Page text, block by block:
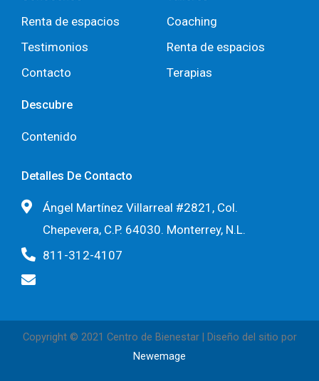
Renta de espacios
Testimonios
Contacto
Descubre
Contenido
Coaching
Renta de espacios
Terapias
Detalles De Contacto
Ángel Martínez Villarreal #2821, Col.
Chepevera, C.P. 64030. Monterrey, N.L.
811-312-4107
Copyright © 2021 Centro de Bienestar | Diseño del sitio por
Newemage